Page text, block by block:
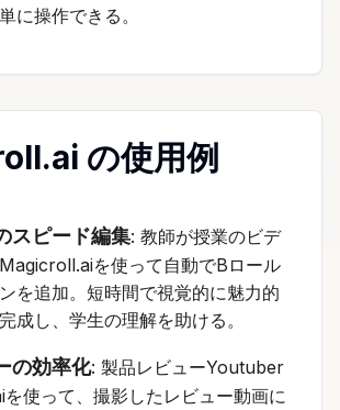
に操作できる。
の使用例
スピード編集: 教師が授業のビデ
を使って自動でBロール
を追加。短時間で視覚的に魅力的
成し、学生の理解を助ける。
の効率化: 製品レビューYoutuber
使って、撮影したレビュー動画に